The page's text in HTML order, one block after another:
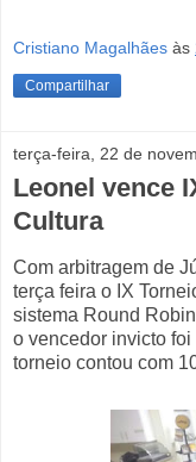
Cristiano Magalhães às
Compartilhar
terça-feira, 22 de
Leonel vence
Cultura
Com arbitragem de
terça feira o IX
sistema Round
o vencedor invicto
torneio contou com